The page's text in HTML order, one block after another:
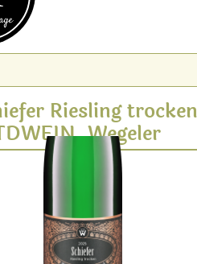
Riesling
Wegeler